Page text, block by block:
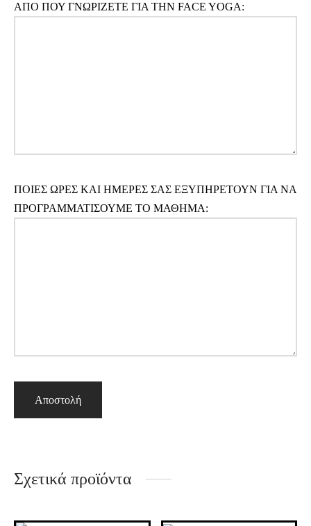
ΑΠΟ ΠΟΥ ΓΝΩΡΙΖΕΤΕ ΓΙΑ ΤΗΝ FACE YOGA:
ΠΟΙΕΣ ΩΡΕΣ ΚΑΙ ΗΜΕΡΕΣ ΣΑΣ ΕΞΥΠΗΡΕΤΟΥΝ ΓΙΑ ΝΑ
ΠΡΟΓΡΑΜΜΑΤΙΣΟΥΜΕ ΤΟ ΜΑΘΗΜΑ:
Σχετικά προϊόντα